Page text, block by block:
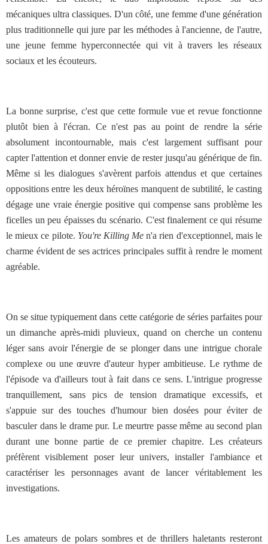
mécaniques ultra classiques. D'un côté, une femme d'une génération
plus traditionnelle qui jure par les méthodes à l'ancienne, de l'autre,
une jeune femme hyperconnectée qui vit à travers les réseaux
sociaux et les écouteurs.
La bonne surprise, c'est que cette formule vue et revue fonctionne
plutôt bien à l'écran. Ce n'est pas au point de rendre la série
absolument incontournable, mais c'est largement suffisant pour
capter l'attention et donner envie de rester jusqu'au générique de fin.
Même si les dialogues s'avèrent parfois attendus et que certaines
oppositions entre les deux héroïnes manquent de subtilité, le casting
dégage une vraie énergie positive qui compense sans problème les
ficelles un peu épaisses du scénario. C'est finalement ce qui résume
le mieux ce pilote. You're Killing Men'a rien d'exceptionnel, mais le
charme évident de ses actrices principales suffit à rendre le moment
agréable.
On se situe typiquement dans cette catégorie de séries parfaites pour
un dimanche après-midi pluvieux, quand on cherche un contenu
léger sans avoir l'énergie de se plonger dans une intrigue chorale
complexe ou une œuvre d'auteur hyper ambitieuse. Le rythme de
l'épisode va d'ailleurs tout à fait dans ce sens. L'intrigue progresse
tranquillement, sans pics de tension dramatique excessifs, et
s'appuie sur des touches d'humour bien dosées pour éviter de
basculer dans le drame pur. Le meurtre passe même au second plan
durant une bonne partie de ce premier chapitre. Les créateurs
préfèrent visiblement poser leur univers, installer l'ambiance et
caractériser les personnages avant de lancer véritablement les
investigations.
Les amateurs de polars sombres et de thrillers haletants resteront